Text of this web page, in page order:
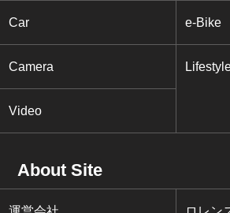
Car e-Bike
Camera
Video
About Site